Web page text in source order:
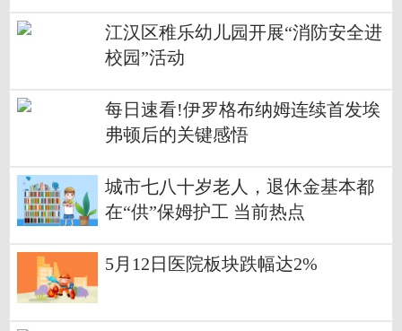
江汉区稚乐幼儿园开展“消防安全进
校园”活动
每日速看!伊罗格布纳姆连续首发埃
弗顿后的关键感悟
城市七八十岁老人，退休金基本都
在“供”保姆护工 当前热点
5月12日医院板块跌幅达2%